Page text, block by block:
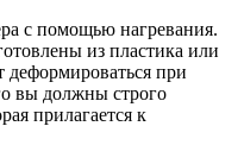
с помощью нагревания.
из пластика или
деформироваться при
вы должны строго
прилагается к